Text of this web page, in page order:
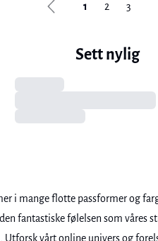
1 2 3
Sett nylig
i mange flotte passformer og
fantastiske følelsen som våres
. Utforsk vårt online univers og